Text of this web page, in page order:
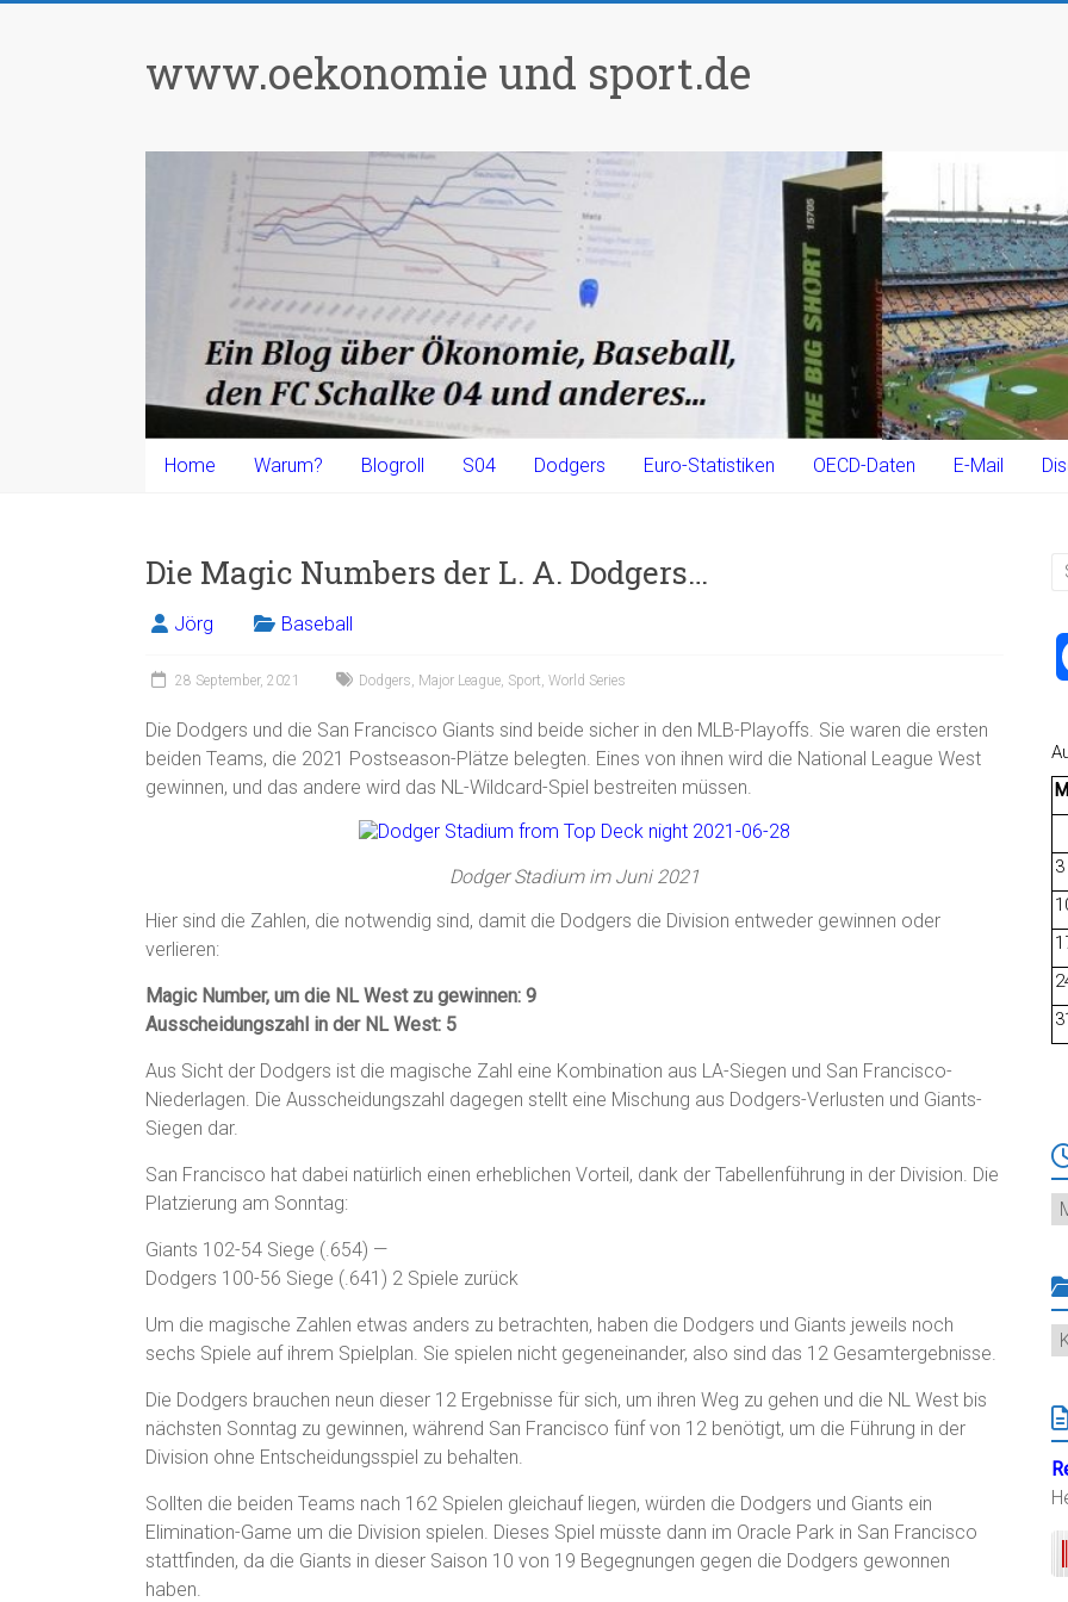
www.oekonomie und sport.de
Home Warum? Blogroll S04 Dodgers Euro-Statistiken OECD-Daten E-Mail
Die Magic Numbers der L. A. Dodgers…
Jörg Baseball
28 September, 2021 Dodgers Major League Sport World Series
Die Dodgers und die San Francisco Giants sind beide sicher in den MLB-Playoffs. Sie waren die ersten
beiden Teams, die 2021 Postseason-Plätze belegten. Eines von ihnen wird die National League West
gewinnen, und das andere wird das NL-Wildcard-Spiel bestreiten müssen.
Dodger Stadium im Juni 2021
Hier sind die Zahlen, die notwendig sind, damit die Dodgers die Division entweder gewinnen oder
verlieren:
Magic Number, um die NL West zu gewinnen: 9
Ausscheidungszahl in der NL West: 5
Aus Sicht der Dodgers ist die magische Zahl eine Kombination aus LA-Siegen und San Francisco-
Niederlagen. Die Ausscheidungszahl dagegen stellt eine Mischung aus Dodgers-Verlusten und Giants-
Siegen dar.
San Francisco hat dabei natürlich einen erheblichen Vorteil, dank der Tabellenführung in der Division. Die
Platzierung am Sonntag:
Giants 102-54 Siege (.654) —
Dodgers 100-56 Siege (.641) 2 Spiele zurück
Um die magische Zahlen etwas anders zu betrachten, haben die Dodgers und Giants jeweils noch
sechs Spiele auf ihrem Spielplan. Sie spielen nicht gegeneinander, also sind das 12 Gesamtergebnisse.
Die Dodgers brauchen neun dieser 12 Ergebnisse für sich, um ihren Weg zu gehen und die NL West bis
nächsten Sonntag zu gewinnen, während San Francisco fünf von 12 benötigt, um die Führung in der
Division ohne Entscheidungsspiel zu behalten.
Sollten die beiden Teams nach 162 Spielen gleichauf liegen, würden die Dodgers und Giants ein
Elimination-Game um die Division spielen. Dieses Spiel müsste dann im Oracle Park in San Francisco
stattfinden, da die Giants in dieser Saison 10 von 19 Begegnungen gegen die Dodgers gewonnen
haben.
M
3